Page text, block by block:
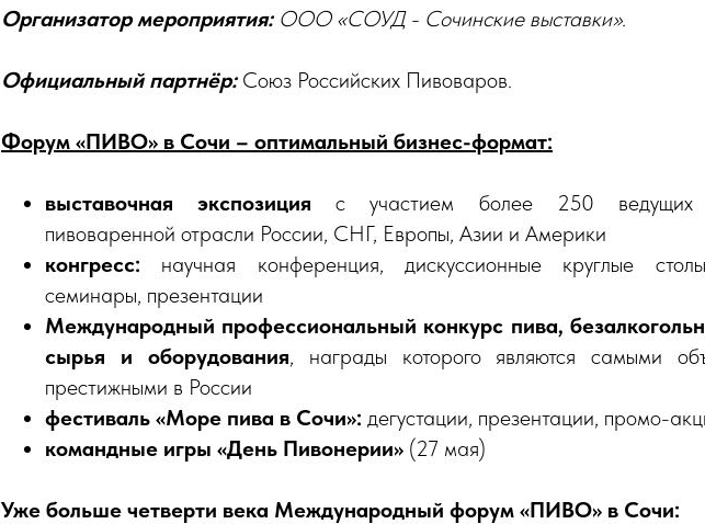
Организатор мероприятия:ООО «СОУД - Сочинские выставки».
Официальный партнёр: Союз Российских Пивоваров.
Форум «ПИВО» в Сочи – оптимальный бизнес-формат:
выставочная экспозиция с участием более 250 ведущих
пивоваренной отрасли России, СНГ, Европы, Азии и Америки
конгресс: научная конференция, дискуссионные круглые
семинары, презентации
Международный профессиональный конкурс пива,
сырья и оборудования, награды которого являются самыми
престижными в России
фестиваль «Море пива в Сочи»: дегустации, презентации, промо-
командные игры «День Пивонерии» (27 мая)
Уже больше четверти века Международный форум «ПИВО» в Сочи: